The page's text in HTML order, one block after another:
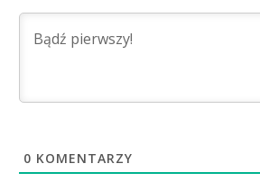
0 KOMENTARZY